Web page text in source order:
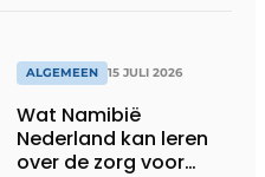
ALGEMEEN 15 JULI 2026
Wat Namibië
Nederland kan leren
over de zorg voor